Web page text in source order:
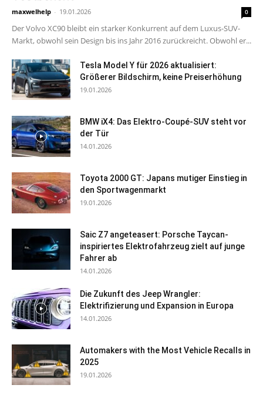
maxwelhelp - 19.01.2026 0
Der Volvo XC90 bleibt ein starker Konkurrent auf dem Luxus-SUV-
Markt, obwohl sein Design bis ins Jahr 2016 zurückreicht. Obwohl er...
Tesla Model Y für 2026 aktualisiert:
Größerer Bildschirm, keine Preiserhöhung
19.01.2026
BMW iX4: Das Elektro-Coupé-SUV steht vor
der Tür
14.01.2026
Toyota 2000 GT: Japans mutiger Einstieg in
den Sportwagenmarkt
19.01.2026
Saic Z7 angeteasert: Porsche Taycan-
inspiriertes Elektrofahrzeug zielt auf junge
Fahrer ab
14.01.2026
Die Zukunft des Jeep Wrangler:
Elektrifizierung und Expansion in Europa
14.01.2026
Automakers with the Most Vehicle Recalls in
2025
19.01.2026